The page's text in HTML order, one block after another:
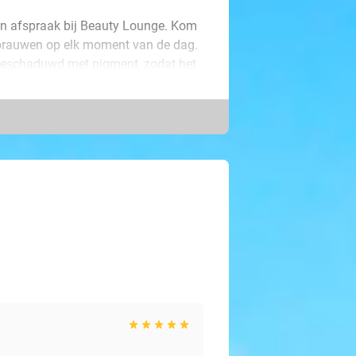
afspraak bij Beauty Lounge. Kom
op elk moment van de dag.
met pigment, zodat het
Tijdens deze behandeling
lippenstift hoeft te gebruiken.